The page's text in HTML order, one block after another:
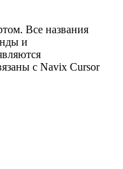
Все названия
и
с Navix Cursor